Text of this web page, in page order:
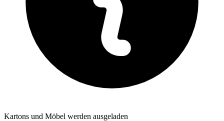
Kartons und Möbel werden ausgeladen